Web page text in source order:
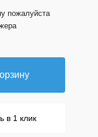
пожалуйста
в 1 клик